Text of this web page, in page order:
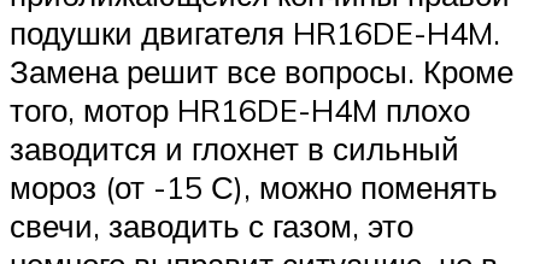
подушки двигателя HR16DE-H4M.
Замена решит все вопросы. Кроме
того, мотор HR16DE-H4M плохо
заводится и глохнет в сильный
мороз (от -15 С), можно поменять
свечи, заводить с газом, это